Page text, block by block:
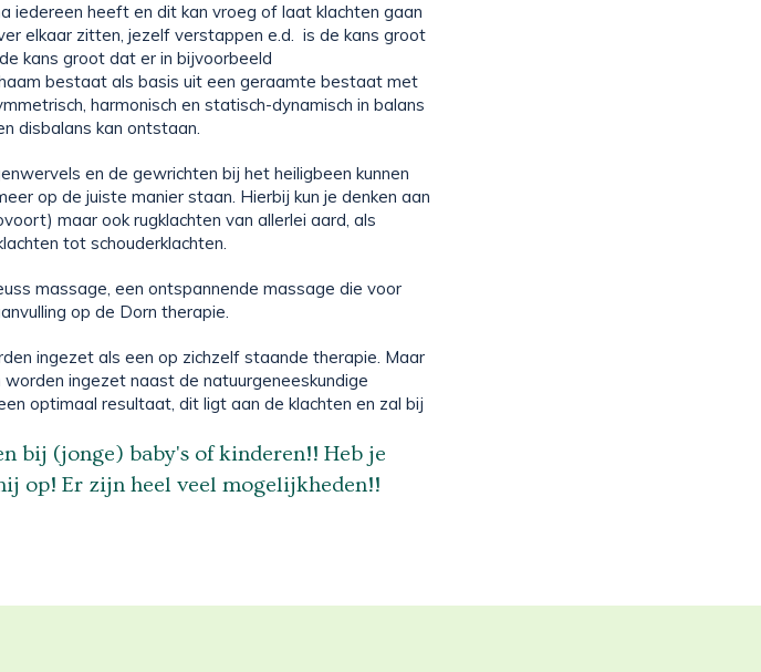
iedereen heeft en dit kan vroeg of laat klachten gaan
elkaar zitten, jezelf verstappen e.d. is de kans groot
kans groot dat er in bijvoorbeeld
bestaat als basis uit een geraamte bestaat met
harmonisch en statisch-dynamisch in balans
disbalans kan ontstaan.
en de gewrichten bij het heiligbeen kunnen
op de juiste manier staan. Hierbij kun je denken aan
maar ook rugklachten van allerlei aard, als
tot schouderklachten.
massage, een ontspannende massage die voor
op de Dorn therapie.
ingezet als een op zichzelf staande therapie. Maar
ingezet naast de natuurgeneeskundige
optimaal resultaat, dit ligt aan de klachten en zal bij
bij (jonge) baby's of kinderen!! Heb je
op! Er zijn heel veel mogelijkheden!!